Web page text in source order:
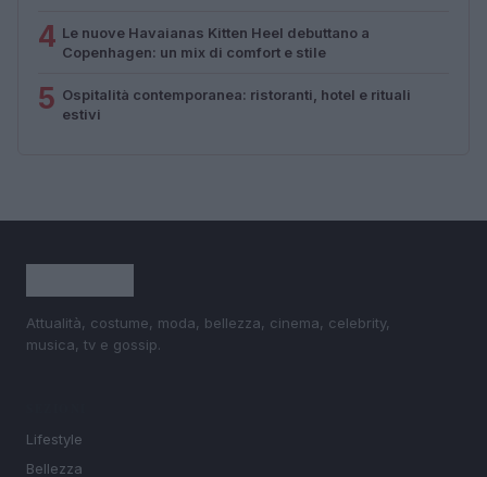
4 Le nuove Havaianas Kitten Heel debuttano a
Copenhagen: un mix di comfort e stile
5 Ospitalità contemporanea: ristoranti, hotel e rituali
estivi
Attualità, costume, moda, bellezza, cinema, celebrity,
musica, tv e gossip.
Lifestyle
Bellezza